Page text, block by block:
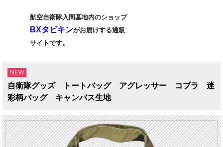
航空自衛隊入間基地内のショップ
BXタビキンがお届けする通販
サイトです。
NEW
自衛隊グッズ トートバッグ アグレッサー コブラ 迷
彩柄バッグ キャンバス生地